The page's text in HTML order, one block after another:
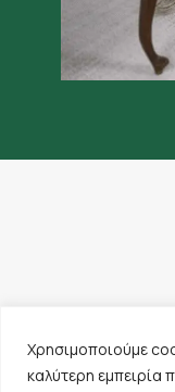
Χρησιμοποιούμε
καλύτερη εμπειρία